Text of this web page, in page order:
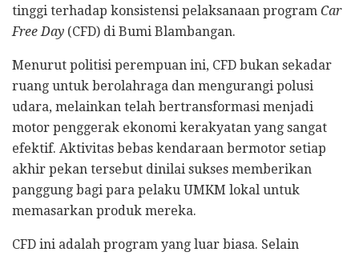
tinggi terhadap konsistensi pelaksanaan program Car
Free Day (CFD) di Bumi Blambangan.
Menurut politisi perempuan ini, CFD bukan sekadar
ruang untuk berolahraga dan mengurangi polusi
udara, melainkan telah bertransformasi menjadi
motor penggerak ekonomi kerakyatan yang sangat
efektif. Aktivitas bebas kendaraan bermotor setiap
akhir pekan tersebut dinilai sukses memberikan
panggung bagi para pelaku UMKM lokal untuk
memasarkan produk mereka.
CFD ini adalah program yang luar biasa. Selain